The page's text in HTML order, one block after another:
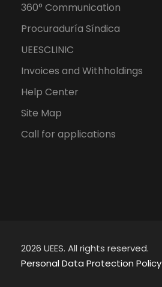
360° Communication
Procuraduría Síndica
UEESCLINIC
Invoices and Withholdings
Help Center
Site Map
Call for applications
2026 UEES. All rights reserved.
Personal Data Protection Policy